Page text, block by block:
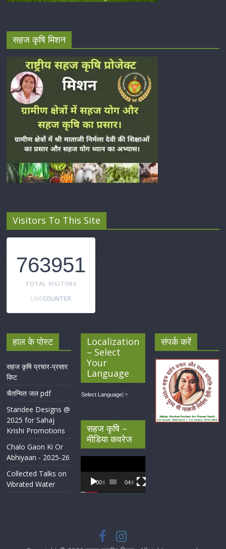
सहज कृषि मिशन
Visitors To This Site
763951
TOTAL VISITORS
हाल के पोस्ट
सहज कृषि प्रचार-प्रसार
किट
चैतन्यित जल pdf
Standee Designs @
2025 for Sahaj
Krishi Promotions
Chalo Gaon Ki Or
Abhiyaan - 2025-26
Collected Talks on
Vibrated Water
Localization
– Select
Your
Language
Select Language ▼
सहज कृषि –
मीडिया कवरेज
Player
00:00 04:07
संपर्क करें